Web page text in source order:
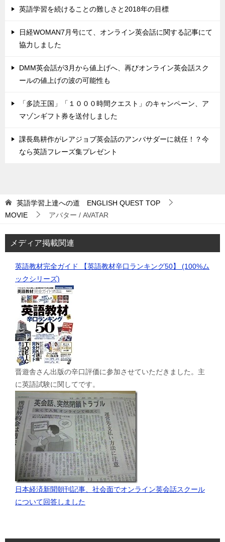
英語学習を続けることの難しさと2018年の目標
日経WOMAN7月号にて、オンライン英会話に関する記事にて
協力しました
DMM英会話が3月から値上げへ、再びオンライン英会話スク
ールの値上げの波の可能性も
「多読王国」「１０００時間クエスト」のキャンペーン、ア
マゾンギフト券を送付しました
課長島耕作がレアジョブ英会話のアンバサダーに就任！？今
なら英語フレーズ集プレゼント
英語学習上達への道 ENGLISH QUEST TOP
MOVIE
アバター / AVATAR
メディア掲載関連
英語教材完全ガイド 【英語教材辛口ランキング50】 (100%ム
ックシリーズ)
晋遊舎さん出版の辛口評価に参加させていただきました。主
に英語試験に関してです。
日本経済新聞朝刊記事、社会面でオンライン英会話スクール
について回答しました